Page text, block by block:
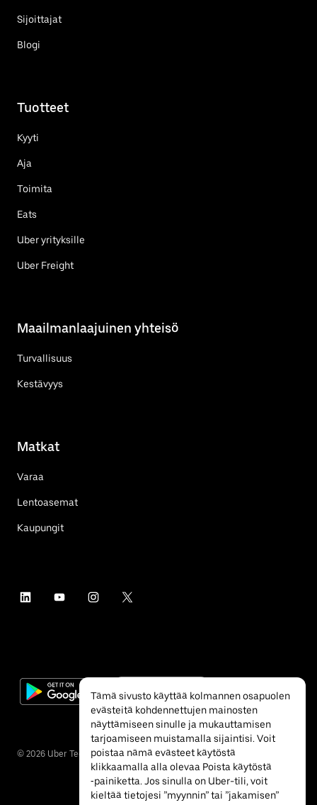
Sijoittajat
Blogi
Tuotteet
Kyyti
Aja
Toimita
Eats
Uber yrityksille
Uber Freight
Maailmanlaajuinen yhteisö
Turvallisuus
Kestävyys
Matkat
Varaa
Lentoasemat
Kaupungit
© 2026 Uber Technologies Inc.
Tämä sivusto käyttää kolmannen osapuolen
evästeitä kohdennettujen mainosten
näyttämiseen sinulle ja mukauttamisen
tarjoamiseen muistamalla sijaintisi. Voit
poistaa nämä evästeet käytöstä
klikkaamalla alla olevaa Poista käytöstä
‐painiketta. Jos sinulla on Uber-tili, voit
kieltää tietojesi ”myynnin” tai ”jakamisen”